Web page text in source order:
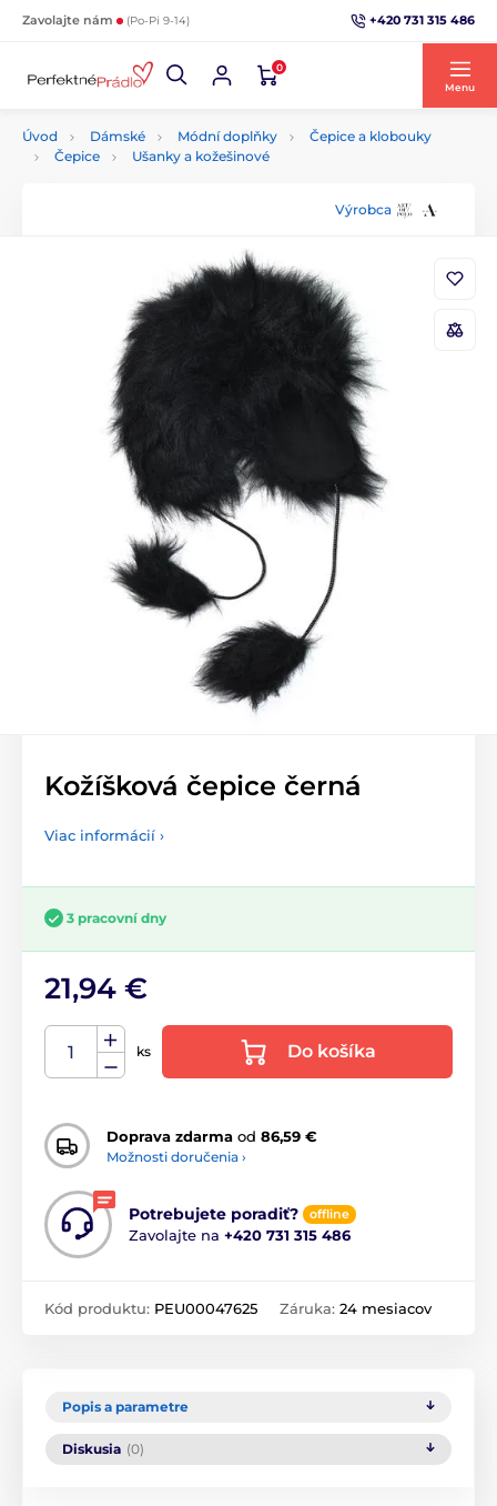
Zavolajte nám (Po-Pi 9-14) +420 731 315 486
0
Menu
Úvod Dámské Módní doplňky
Čepice a klobouky
Čepice
Ušanky a kožešinové
Výrobca
Kožíšková čepice černá
Viac informácií ›
3 pracovní dny
21,94 €
ks Do košíka
Doprava zdarma od 86,59 €
Možnosti doručenia ›
Potrebujete poradiť? offline
Zavolajte na +420 731 315 486
Kód produktu: PEU00047625 Záruka: 24 mesiacov
Popis a parametre
Diskusia (0)